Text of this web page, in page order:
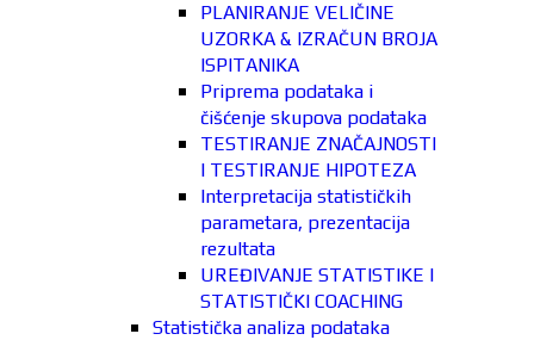
PLANIRANJE VELIČINE
UZORKA & IZRAČUN BROJA
ISPITANIKA
Priprema podataka i
čišćenje skupova podataka
TESTIRANJE ZNAČAJNOSTI
I TESTIRANJE HIPOTEZA
Interpretacija statističkih
parametara, prezentacija
rezultata
UREĐIVANJE STATISTIKE I
STATISTIČKI COACHING
Statistička analiza podataka